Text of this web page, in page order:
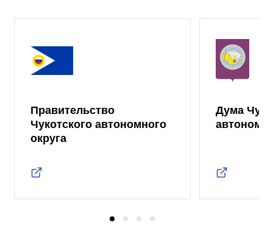
Правительство
Чукотского автономного
округа
Дума